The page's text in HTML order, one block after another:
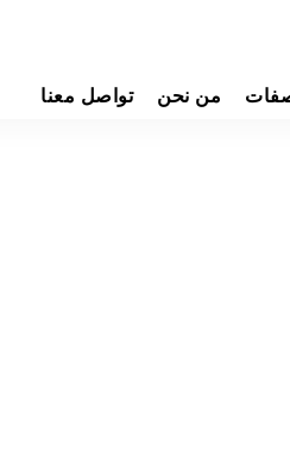
من نحن تواصل معنا